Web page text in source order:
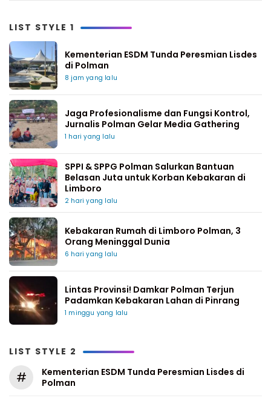
LIST STYLE 1
Kementerian ESDM Tunda Peresmian Lisdes
di Polman
8 jam yang lalu
Jaga Profesionalisme dan Fungsi Kontrol,
Jurnalis Polman Gelar Media Gathering
1 hari yang lalu
SPPI & SPPG Polman Salurkan Bantuan
Belasan Juta untuk Korban Kebakaran di
Limboro
2 hari yang lalu
Kebakaran Rumah di Limboro Polman, 3
Orang Meninggal Dunia
6 hari yang lalu
Lintas Provinsi! Damkar Polman Terjun
Padamkan Kebakaran Lahan di Pinrang
1 minggu yang lalu
LIST STYLE 2
#
Kementerian ESDM Tunda Peresmian Lisdes di
Polman